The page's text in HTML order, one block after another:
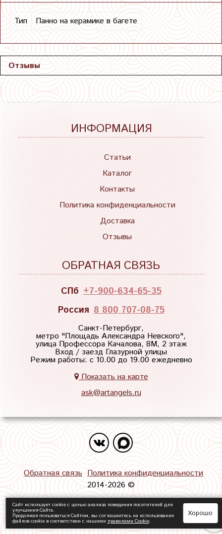
Тип Панно на керамике в багете
Отзывы
ИНФОРМАЦИЯ
Статьи
Каталог
Контакты
Политика конфиденциальности
Доставка
Отзывы
ОБРАТНАЯ СВЯЗЬ
СПб +7-900-634-65-35
Россия 8 800 707-08-75
Санкт-Петербург,
метро "Площадь Александра Невского",
улица Профессора Качалова, 8М, 2 этаж
Вход / заезд Глазурной улицы
Режим работы: с 10.00 до 19.00 ежедневно
Показать на карте
ask@artangels.ru
Обратная связь Политика конфиденциальности
2014-2026 ©
Сайт использует cookie с целью анализа поведения посетителей для
улучшения Сайта.
Продолжая пользоваться Сайтом, вы соглашаетесь на использование
файлов cookie в соответствии с нашими правилами Сookie.
Хорошо